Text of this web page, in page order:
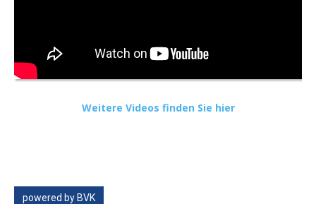
Weitere Videos finden Sie hier
powered by BVK